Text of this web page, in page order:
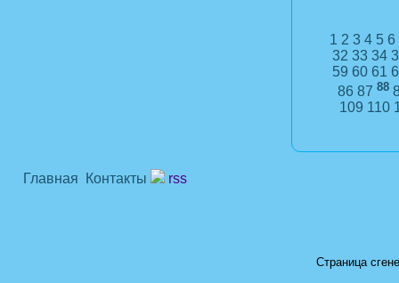
1 2 3 4 5 6
32 33 34
59 60 61
86 87 88
109 110
Главная Контакты rss
Страница